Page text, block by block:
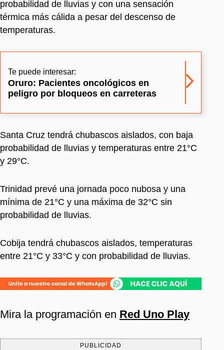
probabilidad de lluvias y con una sensación
térmica más cálida a pesar del descenso de
temperaturas.
Te puede interesar:
Oruro: Pacientes oncológicos en
peligro por bloqueos en carreteras
Santa Cruz tendrá chubascos aislados, con baja
probabilidad de lluvias y temperaturas entre 21°C
y 29°C.
Trinidad prevé una jornada poco nubosa y una
mínima de 21°C y una máxima de 32°C sin
probabilidad de lluvias.
Cobija tendrá chubascos aislados, temperaturas
entre 21°C y 33°C y con probabilidad de lluvias.
Mira la programación en Red Uno Play
PUBLICIDAD